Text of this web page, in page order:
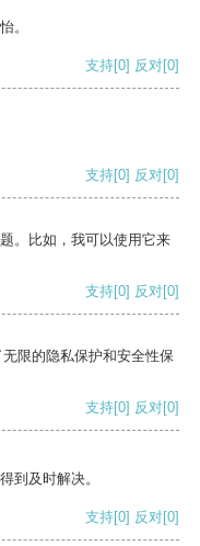
。
支持[0] 反对[0]
支持[0] 反对[0]
。比如，我可以使用它来
支持[0] 反对[0]
限的隐私保护和安全性保
支持[0] 反对[0]
到及时解决。
支持[0] 反对[0]